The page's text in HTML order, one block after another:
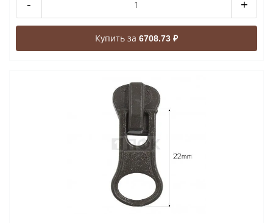
- +
Купить за 6708.73 ₽